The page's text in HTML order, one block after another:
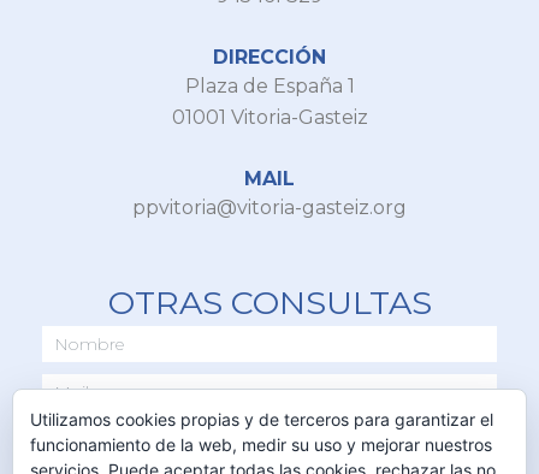
DIRECCIÓN
Plaza de España 1
01001 Vitoria-Gasteiz
MAIL
ppvitoria@vitoria-gasteiz.org
OTRAS CONSULTAS
Utilizamos cookies propias y de terceros para garantizar el
funcionamiento de la web, medir su uso y mejorar nuestros
servicios. Puede aceptar todas las cookies, rechazar las no